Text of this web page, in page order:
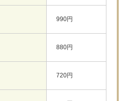
990円
880円
720円